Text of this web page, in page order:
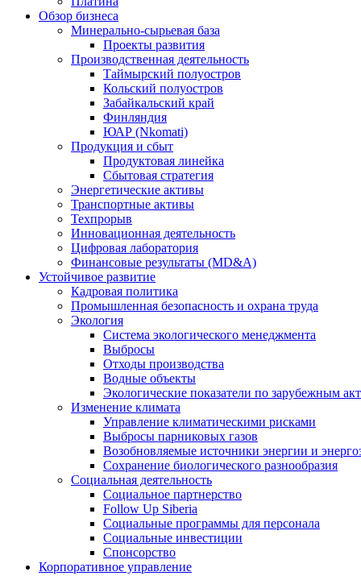
Обзор бизнеса
Минерально-сырьевая база
Проекты развития
Производственная деятельность
Таймырский полуостров
Кольский полуостров
Забайкальский край
Финляндия
ЮАР (Nkomati)
Продукция и сбыт
Продуктовая линейка
Сбытовая стратегия
Энергетические активы
Транспортные активы
Техпрорыв
Инновационная деятельность
Цифровая лаборатория
Финансовые результаты (MD&A)
Устойчивое развитие
Кадровая политика
Промышленная безопасность и охрана труда
Экология
Система экологического менеджмента
Выбросы
Отходы производства
Водные объекты
Экологические показатели по зарубежным
Изменение климата
Управление климатическими рисками
Выбросы парниковых газов
Возобновляемые источники энергии и
Сохранение биологического разнообразия
Социальная деятельность
Социальное партнерство
Follow Up Siberia
Социальные программы для персонала
Социальные инвестиции
Спонсорство
Корпоративное управление